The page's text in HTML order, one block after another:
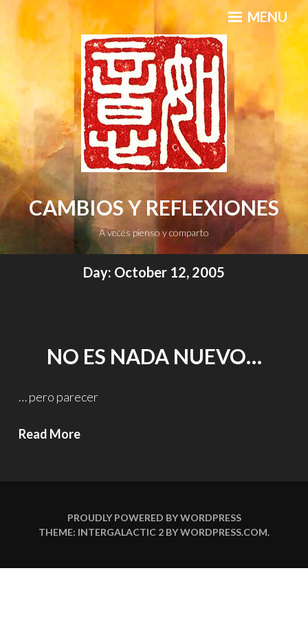
Skip
content
CAMBIOS Y REFLEXIONES
A veces pienso y comparto
MENU
Day: October 12, 2005
NO ES NADA NUEVO…
… pero parecer
Read MoreNo
PROUDLY POWERED BY WORDPRESS
THEME: INTERGALACTIC 2 BYWORDPRESS.COM.